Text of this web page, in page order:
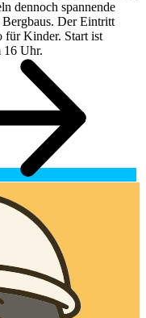
dennoch spannende
Der Eintritt
für Kinder. Start ist
16 Uhr.